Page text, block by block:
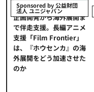
Sponsored by 公益財団
法人 ユニジャパン
企画開発から海外展開ま
で伴走支援。長編アニメ
支援「Film Frontier」
は、『ホウセンカ』の海
外展開をどう加速させた
のか